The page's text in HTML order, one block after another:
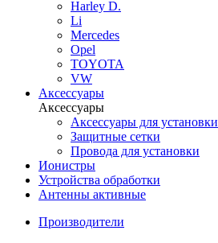
Harley D.
Li
Mercedes
Opel
TOYOTA
VW
Аксессуары
Аксессуары
Аксессуары для установки
Защитные сетки
Провода для установки
Ионистры
Устройства обработки
Антенны активные
Производители